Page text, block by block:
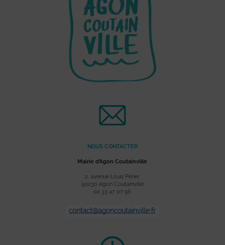
NOUS CONTACTER
Mairie d’Agon Coutainville
2, avenue Louis Périer
50230 Agon Coutainville
02 33 47 07 56